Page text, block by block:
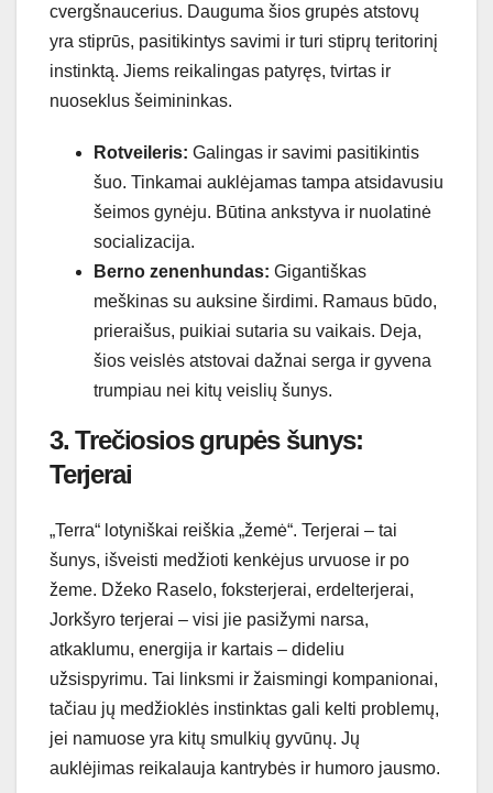
cvergšnaucerius. Dauguma šios grupės atstovų
yra stiprūs, pasitikintys savimi ir turi stiprų teritorinį
instinktą. Jiems reikalingas patyręs, tvirtas ir
nuoseklus šeimininkas.
Rotveileris: Galingas ir savimi pasitikintis
šuo. Tinkamai auklėjamas tampa atsidavusiu
šeimos gynėju. Būtina ankstyva ir nuolatinė
socializacija.
Berno zenenhundas: Gigantiškas
meškinas su auksine širdimi. Ramaus būdo,
prieraišus, puikiai sutaria su vaikais. Deja,
šios veislės atstovai dažnai serga ir gyvena
trumpiau nei kitų veislių šunys.
3. Trečiosios grupės šunys:
Terjerai
„Terra“ lotyniškai reiškia „žemė“. Terjerai – tai
šunys, išveisti medžioti kenkėjus urvuose ir po
žeme. Džeko Raselo, foksterjerai, erdelterjerai,
Jorkšyro terjerai – visi jie pasižymi narsa,
atkaklumu, energija ir kartais – dideliu
užsispyrimu. Tai linksmi ir žaismingi kompanionai,
tačiau jų medžioklės instinktas gali kelti problemų,
jei namuose yra kitų smulkių gyvūnų. Jų
auklėjimas reikalauja kantrybės ir humoro jausmo.